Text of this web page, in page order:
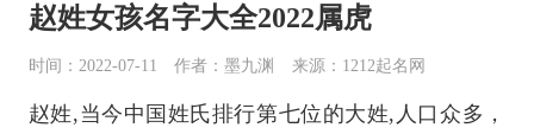
赵姓女孩名字大全2022属虎
时间：2022-07-11 作者：墨九渊 来源：1212起名网
赵姓,当今中国姓氏排行第七位的大姓,人口众多，